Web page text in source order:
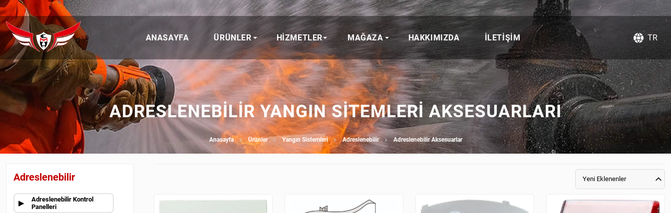
ANASAYFA ÜRÜNLER HIZMETLER MAĞAZA HAKKIMIZDA İLETIŞIM TR
ADRESLENEBILIR YANGIN SITEMLERI AKSESUARLARI
Anasayfa Ürünler Yangın Sistemleri Adreslenebilir Adreslenebilir Aksesuarlar
Adreslenebilir
Adreslenebilir Kontrol
Panelleri
Yeni Eklenenler